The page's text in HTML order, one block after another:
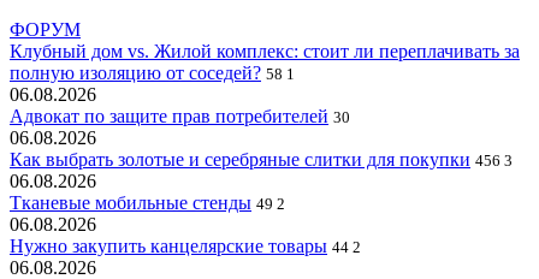
ФОРУМ
Клубный дом vs. Жилой комплекс: стоит ли переплачивать за
полную изоляцию от соседей? 58 1
06.08.2026
Адвокат по защите прав потребителей 30
06.08.2026
Как выбрать золотые и серебряные слитки для покупки 456 3
06.08.2026
Тканевые мобильные стенды 49 2
06.08.2026
Нужно закупить канцелярские товары 44 2
06.08.2026